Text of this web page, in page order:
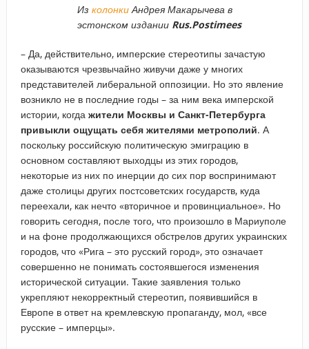
Из колонкиАндрея Макарычева в
эстонском издании Rus.Postimees
– Да, действительно, имперские стереотипы зачастую
оказываются чрезвычайно живучи даже у многих
представителей либеральной оппозиции. Но это явление
возникло не в последние годы – за ним века имперской
истории, когда жители Москвы и Санкт-Петербурга
привыкли ощущать себя жителями метрополий. А
поскольку российскую политическую эмиграцию в
основном составляют выходцы из этих городов,
некоторые из них по инерции до сих пор воспринимают
даже столицы других постсоветских государств, куда
переехали, как нечто «вторичное и провинциальное». Но
говорить сегодня, после того, что произошло в Мариуполе
и на фоне продолжающихся обстрелов других украинских
городов, что «Рига – это русский город», это означает
совершенно не понимать состоявшегося изменения
исторической ситуации. Такие заявления только
укрепляют некорректный стереотип, появившийся в
Европе в ответ на кремлевскую пропаганду, мол, «все
русские – имперцы».